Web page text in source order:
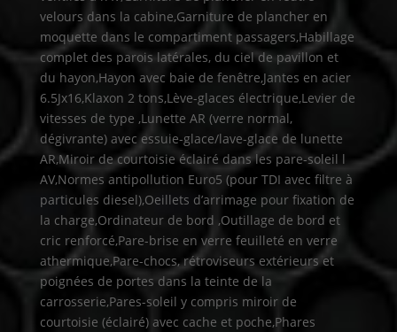
velours dans la cabine,Garniture de plancher en
moquette dans le compartiment passagers,Habillage
complet des parois latérales, du ciel de pavillon et
du hayon,Hayon avec baie de fenêtre,Jantes en acier
6.5Jx16,Klaxon 2 tons,Lève-glaces électrique,Levier de
vitesses de type ,Lunette AR (verre normal,
dégivrante) avec essuie-glace/lave-glace de lunette
AR,Miroir de courtoisie éclairé dans les pare-soleil l
AV,Normes antipollution Euro5 (pour TDI avec filtre à
particules diesel),Oeillets d’arrimage pour fixation de
la charge,Ordinateur de bord ,Outillage de bord et
cric renforcé,Pare-brise en verre feuilleté en verre
athermique,Pare-chocs, rétroviseurs extérieurs et
poignées de portes dans la teinte de la
carrosserie,Pares-soleil y compris miroir de
courtoisie (éclairé) avec cache et poche,Phares